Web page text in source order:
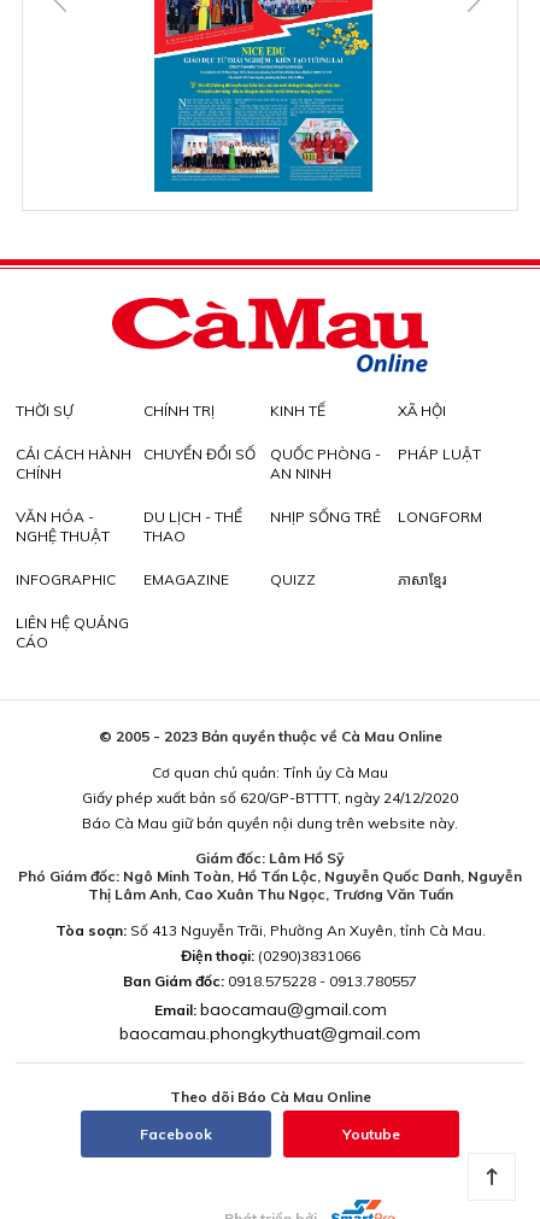
THỜI SỰ CHÍNH TRỊ KINH TẾ XÃ HỘI
CẢI CÁCH HÀNH
CHÍNH
CHUYỂN ĐỔI SỐ
QUỐC PHÒNG -
AN NINH
PHÁP LUẬT
VĂN HÓA -
NGHỆ THUẬT
DU LỊCH - THỂ
THAO
NHỊP SỐNG TRẺ LONGFORM
INFOGRAPHIC EMAGAZINE QUIZZ ភាសាខ្មែរ
LIÊN HỆ QUẢNG
CÁO
© 2005 - 2023 Bản quyền thuộc về Cà Mau Online
Cơ quan chủ quản: Tỉnh ủy Cà Mau
Giấy phép xuất bản số 620/GP-BTTTT, ngày 24/12/2020
Báo Cà Mau giữ bản quyền nội dung trên website này.
Giám đốc: Lâm Hồ Sỹ
Phó Giám đốc: Ngô Minh Toàn, Hồ Tấn Lộc, Nguyễn Quốc Danh, Nguyễn
Thị Lâm Anh, Cao Xuân Thu Ngọc, Trương Văn Tuấn
Tòa soạn:Số 413 Nguyễn Trãi, Phường An Xuyên, tỉnh Cà Mau.
Điện thoại: (0290)3831066
Ban Giám đốc: 0918.575228 - 0913.780557
Email: baocamau@gmail.com
baocamau.phongkythuat@gmail.com
Theo dõi Báo Cà Mau Online
Facebook Youtube